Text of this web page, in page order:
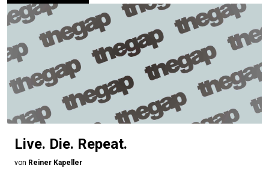
Live. Die. Repeat.
von Reiner Kapeller